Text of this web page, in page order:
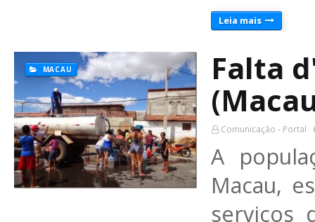
Leia mais
MACAU
Falta
Comunicação - Portal
A
Macau,
serviços